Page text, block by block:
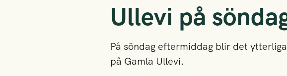
Ullevi på
På söndag eftermiddag blir det
på Gamla Ullevi.